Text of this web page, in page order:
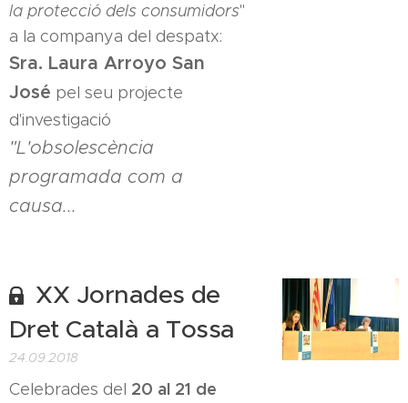
la protecció dels consumidors"
a la companya del despatx:
Sra. Laura Arroyo San
José pel seu projecte
d'investigació
"L'obsolescència
programada com a
causa...
XX Jornades de
Dret Català a Tossa
24.09.2018
Celebrades del 20 al 21 de